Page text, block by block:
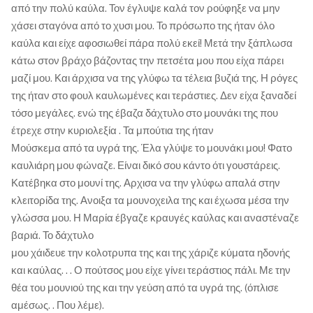
από την πολύ καύλα. Τον έγλυψε καλά τον ρούφηξε να μην
χάσει σταγόνα από το χυσι μου. Το πρόσωπο της ήταν όλο
καύλα και είχε αφοσιωθεί πάρα πολύ εκεί! Μετά την ξάπλωσα
κάτω στον βράχο βάζοντας την πετσέτα μου που είχα πάρει
μαζί μου. Και άρχισα να της γλύφω τα τέλεια βυζιά της. Η ρόγες
της ήταν στο φουλ καυλωμένες και τεράστιες. Δεν είχα ξαναδεί
τόσο μεγάλες. ενώ της έβαζα δάχτυλο στο μουνάκι της που
έτρεχε στην κυριολεξία . Τα μπούτια της ήταν
Μούσκεμα από τα υγρά της. Έλα γλύψε το μουνάκι μου! Φατο
καυλιάρη μου φώναζε. Είναι δικό σου κάντο ότι γουστάρεις.
Κατέβηκα στο μουνί της. Αρχισα να την γλύφω απαλά στην
κλειτορίδα της. Ανοιξα τα μουνοχειλα της και έχωσα μέσα την
γλώσσα μου. Η Μαρία έβγαζε κραυγές καύλας και αναστέναζε
βαριά. Το δάχτυλο
μου χάιδευε την κολοτρυπα της και της χάριζε κύματα ηδονής
και καύλας. . . Ο πούτσος μου είχε γίνει τεράστιος πάλι. Με την
θέα του μουνιού της και την γεύση από τα υγρά της. (όπλισε
αμέσως. . Που λέμε).